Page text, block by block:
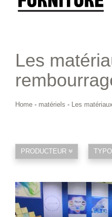
Les
Home - matériels - Les
PRODUCTEUR